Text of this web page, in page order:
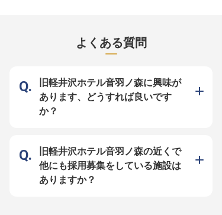
格的な調理環境を未経験から経験で
きる ■パートの方も利用可能な自社
食器洗浄などが中心です。名店シェ
フの技やこだわりを間近で感じられ
る環境は、料理が好きな方にとって
この上ない刺激になるはずです。ホ
導体制が整っているため、着実にス
んか？ マイカー通勤可能、さらに
は正社員登用制度の完備など、長期
的に安心して働ける環境を整えてお
待ちしております。
のオープンに向け、ホテルの安全と
快適性を支える「施設の守り手」を
募集いたします。 お任せするの
ョンを常に最適に保つ業務です。最
新の設備が整った美しい建築を守り
抜くこの仕事は、お客様の感動を支
える重要な役割。未経験でも基礎知
て働けます。有名建築家が手掛ける
芸術的な空間で、ゼロからホテルを
創り上げる高揚感を分かち合いまし
ょう！ プロ意識を持って誠実に業
ンセプト
プの寮
り、新生
よくある質問
旧軽井沢ホテル音羽ノ森に興味が
あります、どうすれば良いです
か？
旧軽井沢ホテル音羽ノ森の近くで
他にも採用募集をしている施設は
ありますか？